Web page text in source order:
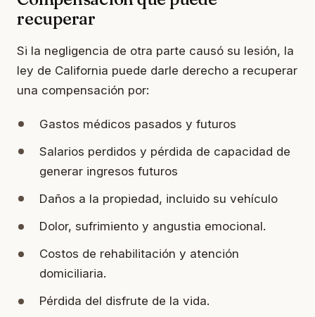
recuperar
Si la negligencia de otra parte causó su lesión, la
ley de California puede darle derecho a recuperar
una compensación por:
Gastos médicos pasados ​​y futuros
Salarios perdidos y pérdida de capacidad de
generar ingresos futuros
Daños a la propiedad, incluido su vehículo
Dolor, sufrimiento y angustia emocional.
Costos de rehabilitación y atención
domiciliaria.
Pérdida del disfrute de la vida.